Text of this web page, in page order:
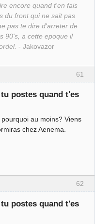
encore quand t'en fais
du front qui ne sait pas
pas te dire d'arreter de
90's, a cette epoque il
- Jakovazor
61
postes quand t'es
au moins? Viens
chez Aenema.
62
postes quand t'es